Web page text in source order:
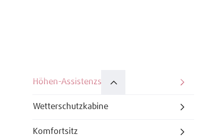
Höhen-Assistenzsystem
Wetterschutzkabine
Komfortsitz